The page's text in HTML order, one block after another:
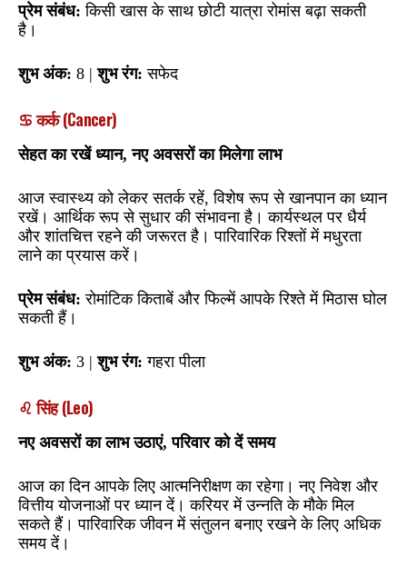
प्रेम संबंध: किसी खास के साथ छोटी यात्रा रोमांस बढ़ा सकती
है।
शुभ अंक: 8 |शुभ रंग: सफेद
♋ कर्क (Cancer)
सेहत का रखें ध्यान, नए अवसरों का मिलेगा लाभ
आज स्वास्थ्य को लेकर सतर्क रहें, विशेष रूप से खानपान का ध्यान
रखें। आर्थिक रूप से सुधार की संभावना है। कार्यस्थल पर धैर्य
और शांतचित्त रहने की जरूरत है। पारिवारिक रिश्तों में मधुरता
लाने का प्रयास करें।
प्रेम संबंध: रोमांटिक किताबें और फिल्में आपके रिश्ते में मिठास घोल
सकती हैं।
शुभ अंक: 3 |शुभ रंग: गहरा पीला
♌ सिंह (Leo)
नए अवसरों का लाभ उठाएं, परिवार को दें समय
आज का दिन आपके लिए आत्मनिरीक्षण का रहेगा। नए निवेश और
वित्तीय योजनाओं पर ध्यान दें। करियर में उन्नति के मौके मिल
सकते हैं। पारिवारिक जीवन में संतुलन बनाए रखने के लिए अधिक
समय दें।